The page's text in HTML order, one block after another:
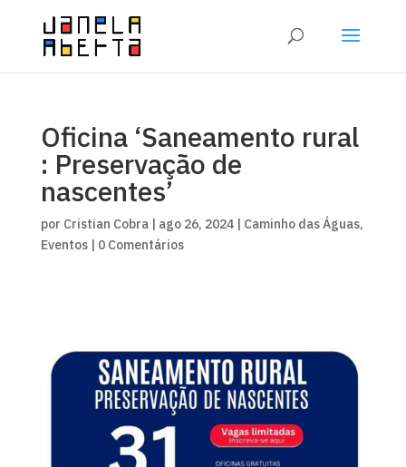
Oficina ‘Saneamento rural
: Preservação de
nascentes’
por Cristian Cobra| ago 26, 2024| Caminho das Águas,
Eventos| 0 Comentários